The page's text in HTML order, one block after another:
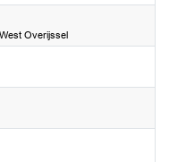
Overijssel